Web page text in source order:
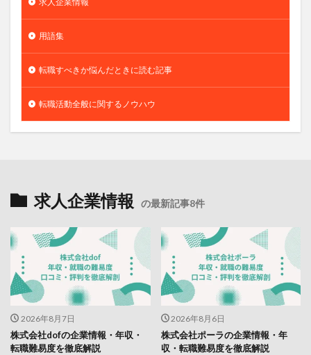
用語集
転職すべきか悩んだときに読む記事
転職活動全般に関するノウハウ
求人企業情報 の最新記事8件
2026年8月7日
株式会社dofの企業情報・年収・
転職難易度を徹底解説
2026年8月6日
株式会社ポーラの企業情報・年
収・転職難易度を徹底解説